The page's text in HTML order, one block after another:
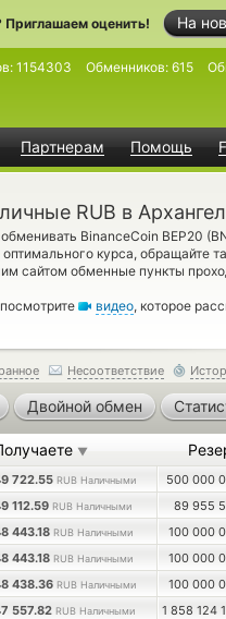
На
оценить!
Партнерам Помощь
1154303 Обменников: 615
RUB в
BinanceCoin BEP20
курса, обращайте
сайтом обменные пункты
видео, которое
Несоответствие
Двойной обмен
▼
722.55 RUB Наличными 500 000
112.59 RUB Наличными 89 955
443.18 RUB Наличными 100 000
443.18 RUB Наличными 100 000
438.36 RUB Наличными 100 000
557.82 RUB Наличными 1 858 124